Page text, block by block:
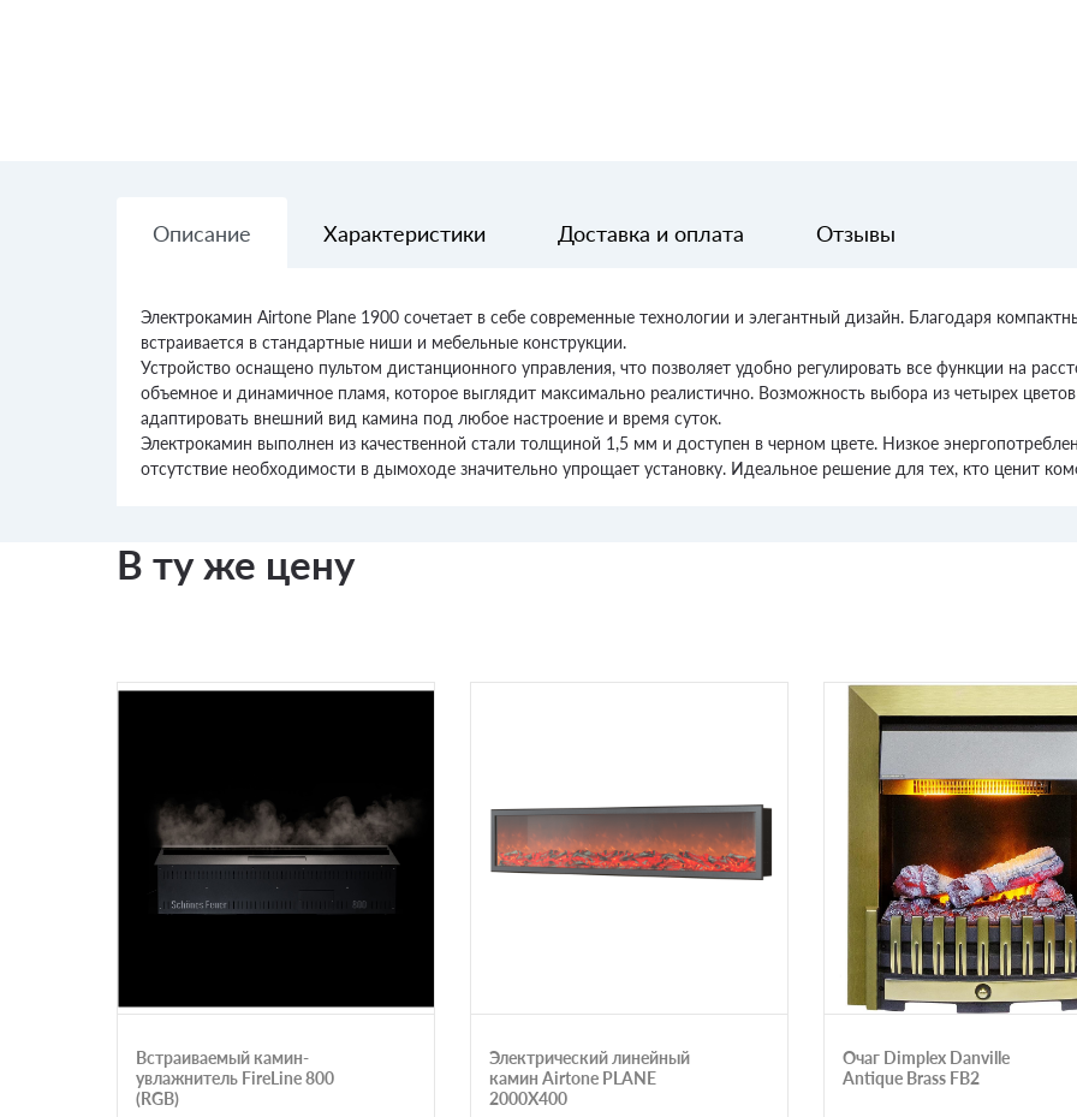
Описание Характеристики Доставка и оплата Отзывы
Электрокамин Airtone Plane 1900 сочетает в себе современные технологии и элегантный дизайн. Благодаря
встраивается в стандартные ниши и мебельные конструкции.
Устройство оснащено пультом дистанционного управления, что позволяет удобно регулировать все функции на
объемное и динамичное пламя, которое выглядит максимально реалистично. Возможность выбора из четырех
адаптировать внешний вид камина под любое настроение и время суток.
Электрокамин выполнен из качественной стали толщиной 1,5 мм и доступен в черном цвете. Низкое
отсутствие необходимости в дымоходе значительно упрощает установку. Идеальное решение для тех, кто ценит
В ту же цену
Встраиваемый камин-
увлажнитель FireLine 800
(RGB)
Электрический линейный
камин Airtone PLANE
2000X400
Очаг Dimplex Danville
Antique Brass FB2